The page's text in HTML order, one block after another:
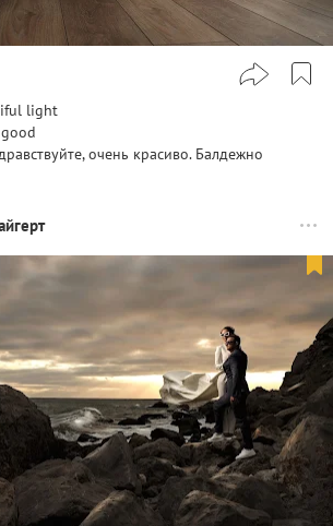
light
очень красиво. Балдежно